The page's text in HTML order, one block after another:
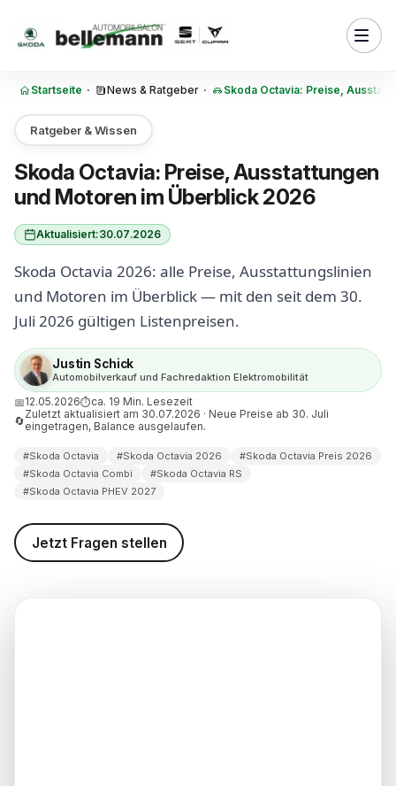
Startseite · News & Ratgeber · Skoda Octavia: Preise,
Ratgeber & Wissen
Skoda Octavia: Preise, Ausstattungen
und Motoren im Überblick 2026
Aktualisiert:30.07.2026
Skoda Octavia 2026: alle Preise, Ausstattungslinien
und Motoren im Überblick — mit den seit dem 30.
Juli 2026 gültigen Listenpreisen.
Justin Schick
Automobilverkauf und Fachredaktion Elektromobilität
📅12.05.2026⏱ca. 19 Min. Lesezeit
🔄
Zuletzt aktualisiert am 30.07.2026 · Neue Preise ab 30. Juli
eingetragen, Balance ausgelaufen.
#Skoda Octavia #Skoda Octavia 2026
#Skoda Octavia Preis 2026
#Skoda Octavia Combi
#Skoda Octavia RS
#Skoda Octavia PHEV 2027
Jetzt Fragen stellen
Skoda Octavia 2026?
32.140 Euro, Combi ab
hat der Skoda
und 30 Jahre
TSI, 2.0 TDI und 2.0 TSI im
technische Daten 2026:
und Fahrwerk im Detail
2024 im Modelljahr 2026:
hat und was bleibt
oder Combi 2026:
Octavia als Plug-in-
Faktencheck
im Alltag?
Leasing, Finanzierung und
vs Skoda Superb vs VW
Konzern-Kombi passt zu